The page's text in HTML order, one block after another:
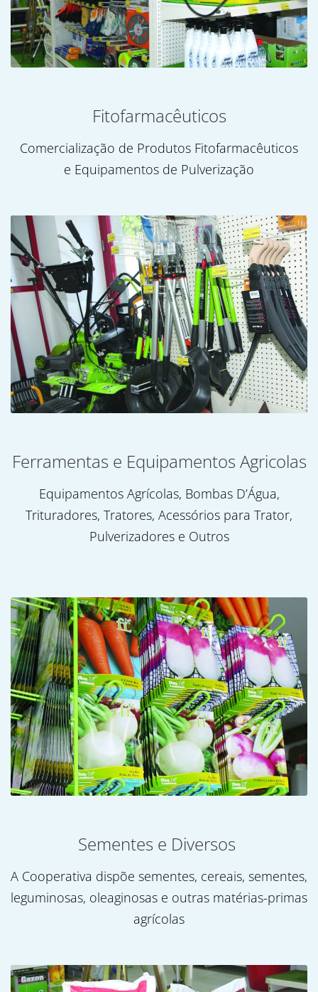
Fitofarmacêuticos
Comercialização de Produtos Fitofarmacêuticos
e Equipamentos de Pulverização
Ferramentas e Equipamentos Agricolas
Equipamentos Agrícolas, Bombas D’Água,
Trituradores, Tratores, Acessórios para Trator,
Pulverizadores e Outros
Sementes e Diversos
A Cooperativa dispõe sementes, cereais, sementes,
leguminosas, oleaginosas e outras matérias-primas
agrícolas